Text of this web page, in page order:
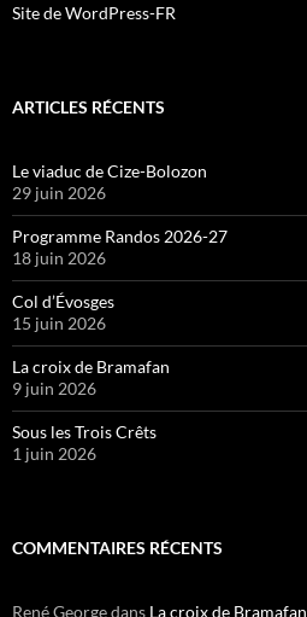
Site de WordPress-FR
ARTICLES RÉCENTS
Le viaduc de Cize-Bolozon
29 juin 2026
Programme Randos 2026-27
18 juin 2026
Col d’Évosges
15 juin 2026
La croix de Bramafan
9 juin 2026
Sous les Trois Crêts
1 juin 2026
COMMENTAIRES RÉCENTS
René Georgedans La croix de Bramafan